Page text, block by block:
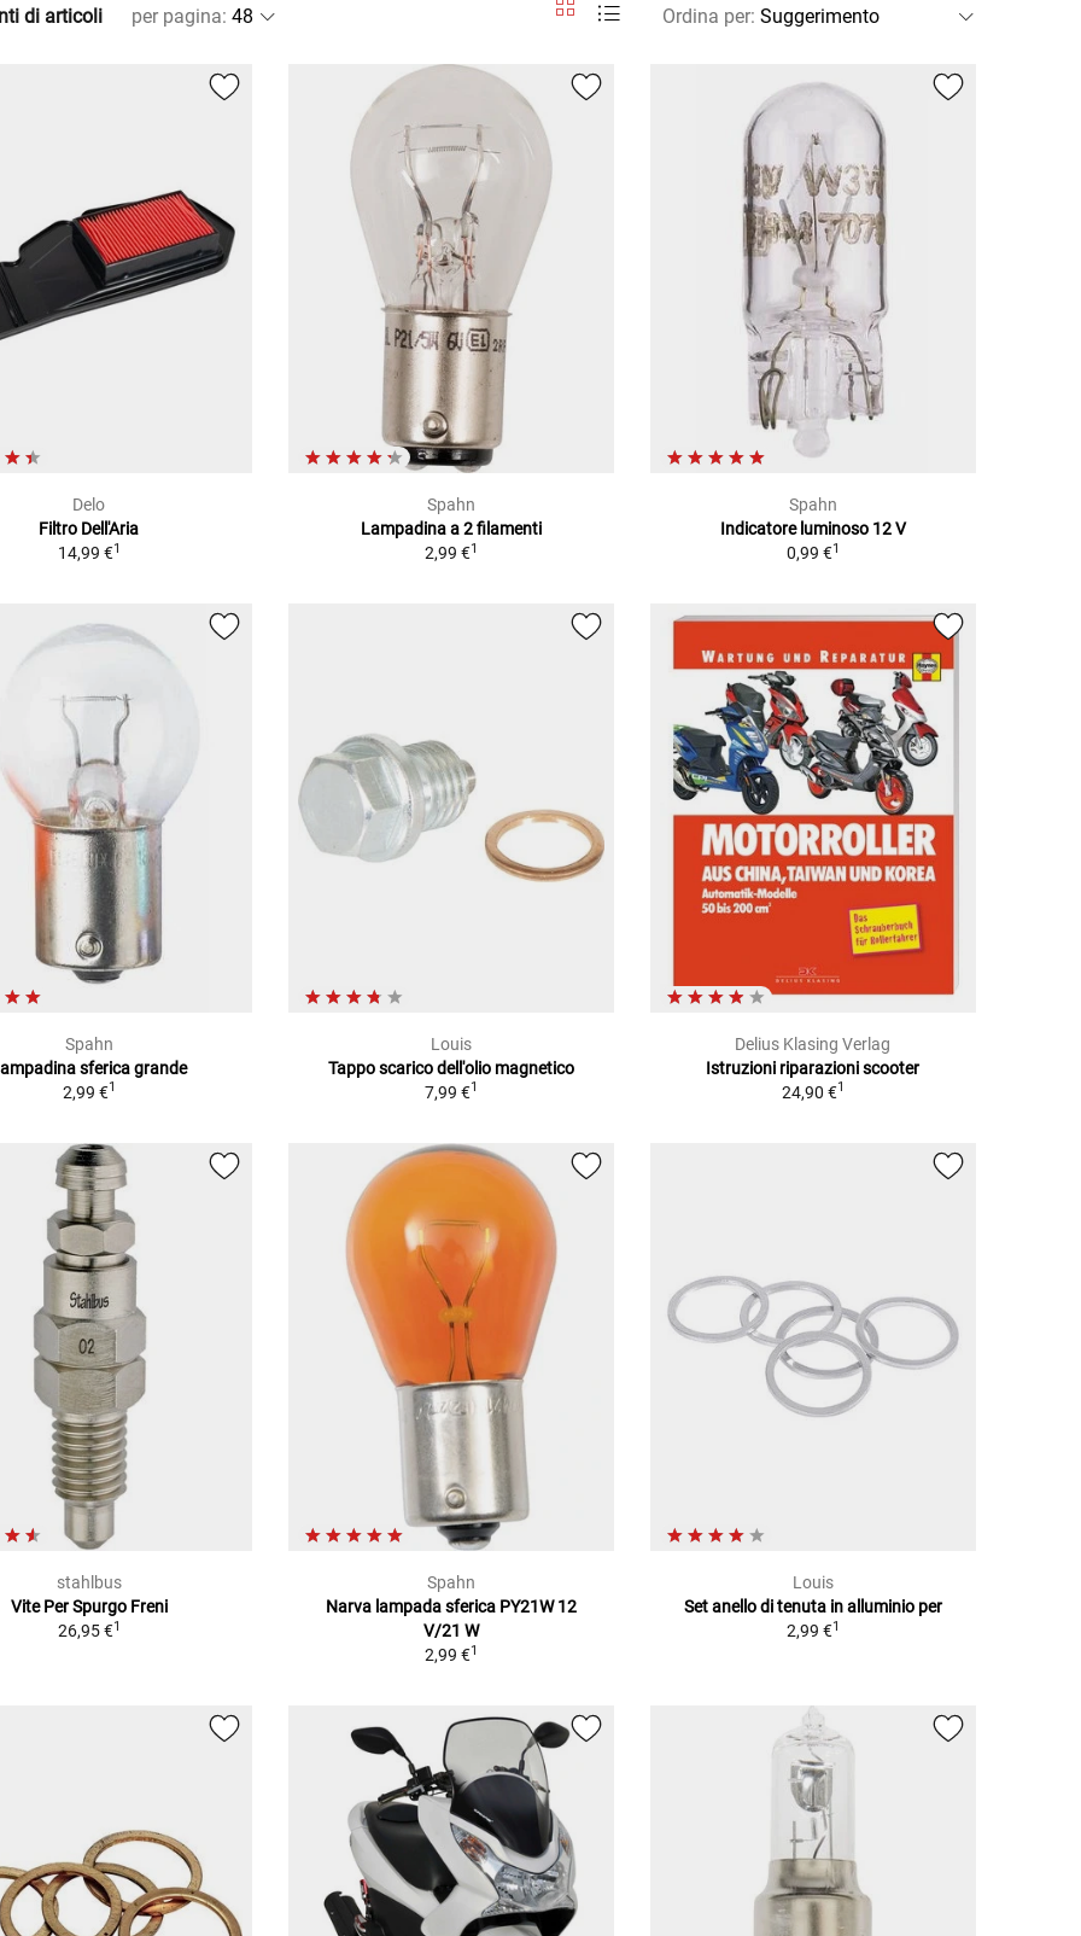
di articoli per pagina: Ordina per:
Delo
Filtro Dell'Aria
14,99 €1
Spahn
Lampadina a 2 filamenti
2,99 €1
Spahn
Indicatore luminoso 12 V
0,99 €1
Spahn
sferica grande
2,99 €1
Louis
Tappo scarico dell'olio magnetico
7,99 €1
Delius Klasing Verlag
Istruzioni riparazioni scooter
24,90 €1
stahlbus
Vite Per Spurgo Freni
26,95 €1
Spahn
Narva lampada sferica PY21W 12
V/21 W
2,99 €1
Louis
Set anello di tenuta in alluminio per
2,99 €1